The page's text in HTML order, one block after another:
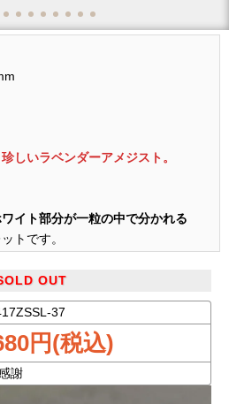
しいラベンダーアメジスト。
イト部分が一粒の中で分かれる
トです。
色合い”
OUT
37
円(税込)
謝